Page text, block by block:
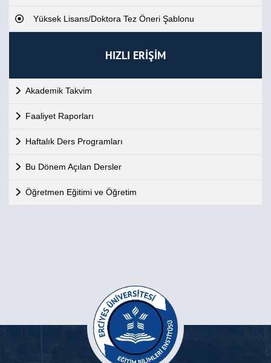
Yüksek Lisans/Doktora Tez Öneri Şablonu
HIZLI ERİŞİM
Akademik Takvim
Faaliyet Raporları
Haftalık Ders Programları
Bu Dönem Açılan Dersler
Öğretmen Eğitimi ve Öğretim